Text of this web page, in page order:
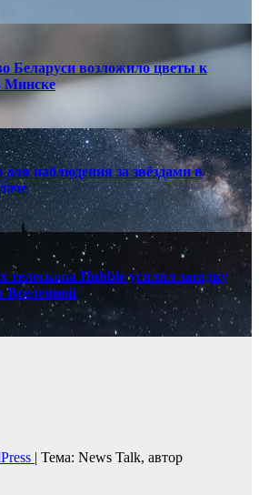
Беларуси возложило цветы к
Минске
для наблюдения за звёздами в
Hubble усилил загадку
Вселенной
| Тема: News Talk, автор